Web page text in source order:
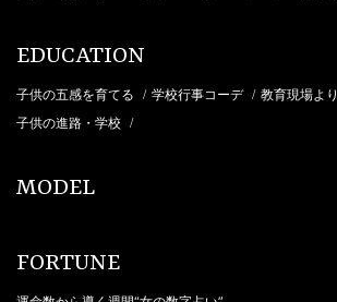
EDUCATION
子供の五感を育てる / 学校行事コーデ / 教育現場より
子供の進路・学校 /
MODEL
FORTUNE